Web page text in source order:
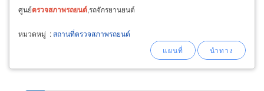
ศูนย์ตรวจสภาพรถยนต์,รถจักรยานยนต์
หมวดหมู่ :สถานที่ตรวจสภาพรถยนต์